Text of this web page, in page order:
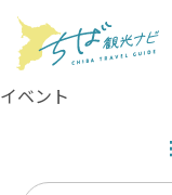
イベント